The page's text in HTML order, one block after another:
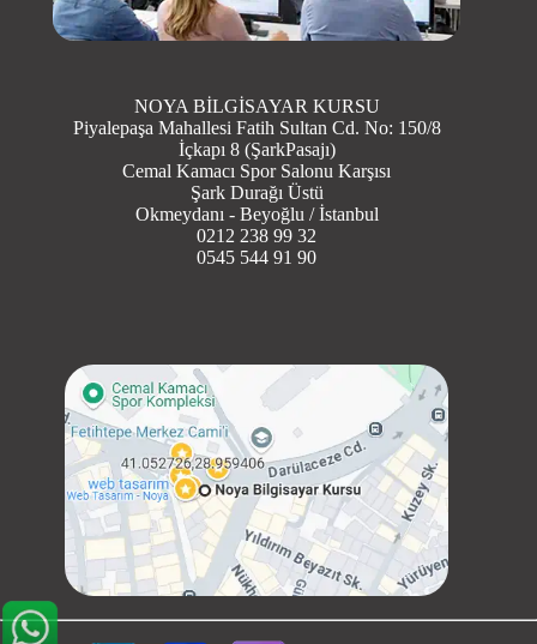
NOYA BİLGİSAYAR KURSU
Piyalepaşa Mahallesi Fatih Sultan Cd. No: 150/8
İçkapı 8 (ŞarkPasajı)
Cemal Kamacı Spor Salonu Karşısı
Şark Durağı Üstü
Okmeydanı - Beyoğlu / İstanbul
0212 238 99 32
0545 544 91 90